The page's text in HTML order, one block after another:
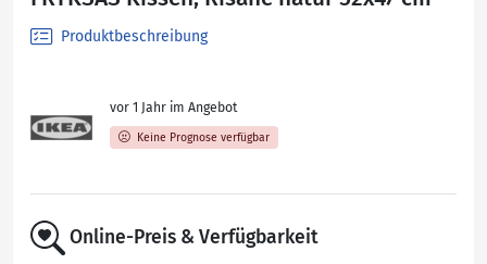
Produktbeschreibung
vor 1 Jahr im Angebot
Keine Prognose verfügbar
Online-Preis & Verfügbarkeit